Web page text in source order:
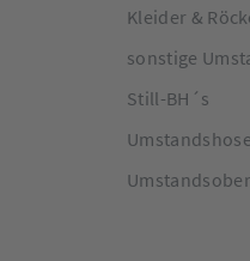
Kleider &
sonstige
Still-BH´s